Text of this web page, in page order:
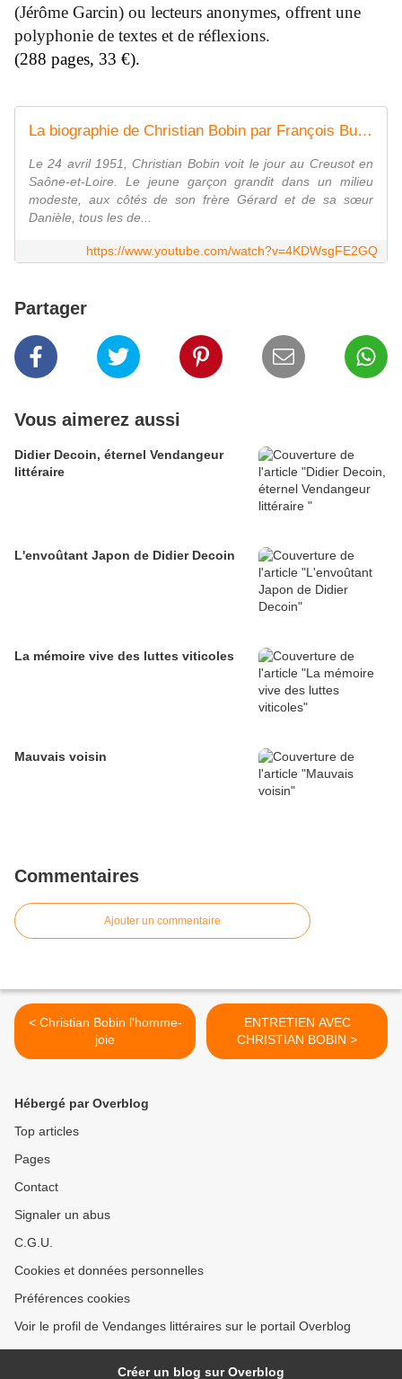
(Jérôme Garcin) ou lecteurs anonymes, offrent une
polyphonie de textes et de réflexions.
(288 pages, 33 €).
La biographie de Christian Bobin par François Busnel - Extrait
Le 24 avril 1951, Christian Bobin voit le jour au Creusot en
Saône-et-Loire. Le jeune garçon grandit dans un milieu
modeste, aux côtés de son frère Gérard et de sa sœur
Danièle, tous les de...
https://www.youtube.com/watch?v=4KDWsgFE2GQ
Partager
Vous aimerez aussi
Didier Decoin, éternel Vendangeur
littéraire
L'envoûtant Japon de Didier Decoin
La mémoire vive des luttes viticoles
Mauvais voisin
Commentaires
Ajouter un commentaire
< Christian Bobin l'homme-
joie
ENTRETIEN AVEC
CHRISTIAN BOBIN >
Hébergé par Overblog
Top articles
Pages
Contact
Signaler un abus
C.G.U.
Cookies et données personnelles
Préférences cookies
Voir le profil de Vendanges littéraires sur le portail Overblog
Créer un blog sur Overblog